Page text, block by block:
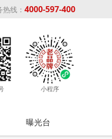
热线： 4000-597-400
小程序
曝光台